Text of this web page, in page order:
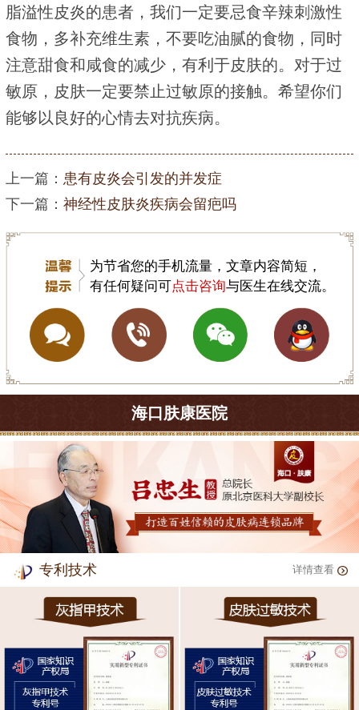
脂溢性皮炎的患者，我们一定要忌食辛辣刺激性
食物，多补充维生素，不要吃油腻的食物，同时
注意甜食和咸食的减少，有利于皮肤的。对于过
敏原，皮肤一定要禁止过敏原的接触。希望你们
能够以良好的心情去对抗疾病。
上一篇： 患有皮炎会引发的并发症
下一篇： 神经性皮肤炎疾病会留疤吗
为节省您的手机流量，文章内容简短，
有任何疑问可点击咨询与医生在线交流。
海口肤康医院
专利技术 详情查看